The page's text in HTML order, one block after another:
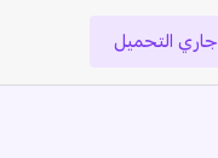
جاري التحميل